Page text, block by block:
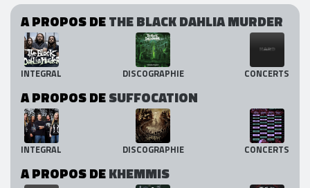
A PROPOS DETHE BLACK DAHLIA MURDER
INTEGRAL DISCOGRAPHIE CONCERTS
A PROPOS DESUFFOCATION
INTEGRAL DISCOGRAPHIE CONCERTS
A PROPOS DEKHEMMIS